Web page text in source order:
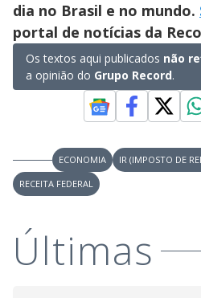
dia no Brasil e no mundo.
portal de notícias da
Os textos aqui publicados não
a opinião do Grupo Record.
ECONOMIA IR (IMPOSTO DE
RECEITA FEDERAL
Últimas